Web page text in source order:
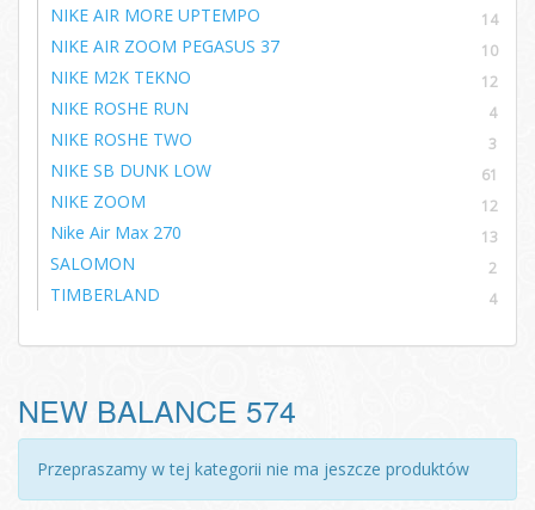
NIKE AIR MORE UPTEMPO 14
NIKE AIR ZOOM PEGASUS 37 10
NIKE M2K TEKNO 12
NIKE ROSHE RUN 4
NIKE ROSHE TWO 3
NIKE SB DUNK LOW 61
NIKE ZOOM 12
Nike Air Max 270 13
SALOMON 2
TIMBERLAND 4
NEW BALANCE 574
Przepraszamy w tej kategorii nie ma jeszcze produktów